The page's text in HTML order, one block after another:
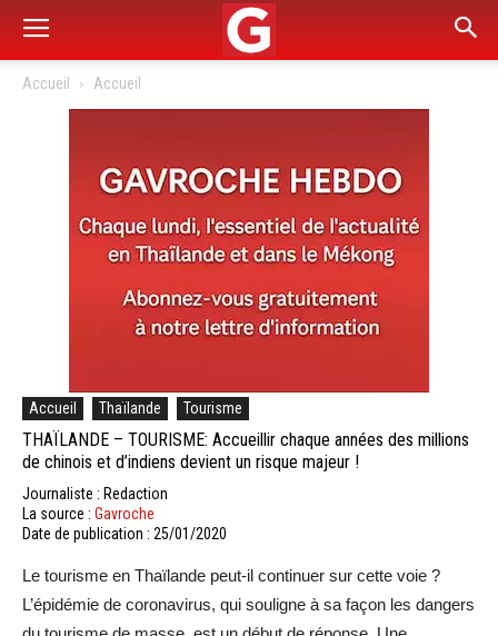
Accueil Accueil
Accueil Thaïlande Tourisme
THAÏLANDE – TOURISME: Accueillir chaque années des millions
de chinois et d’indiens devient un risque majeur !
Journaliste : Redaction
La source : Gavroche
Date de publication : 25/01/2020
Le tourisme en Thaïlande peut-il continuer sur cette voie ?
L’épidémie de coronavirus, qui souligne à sa façon les dangers